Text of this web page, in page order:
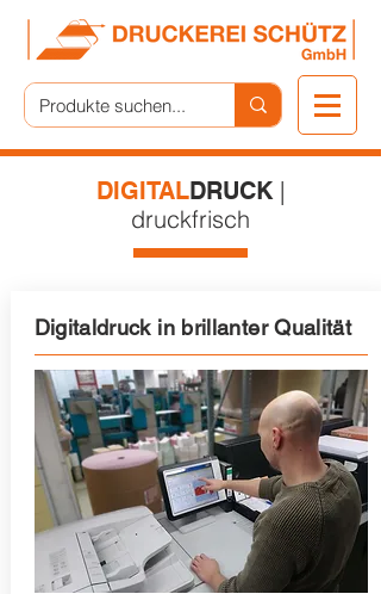
DIGITALDRUCK |
druckfrisch
Digitaldruck in brillanter Qualität